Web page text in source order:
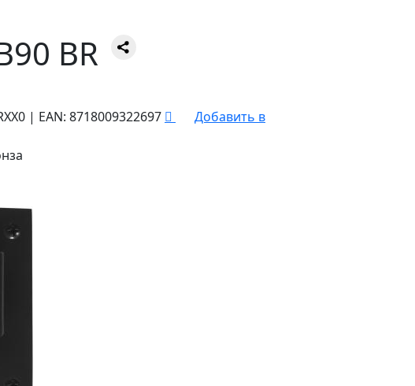
BR
| EAN: 8718009322697
Добавить в